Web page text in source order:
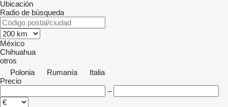
Ubicación
Radio de búsqueda
México
Chihuahua
otros
Polonia
Rumanía
Italia
Precio
–